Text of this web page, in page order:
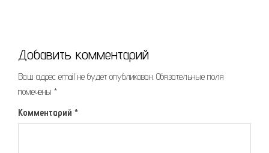
Добавить комментарий
Ваш адрес email не будет опубликован. Обязательные поля
помечены *
Комментарий *